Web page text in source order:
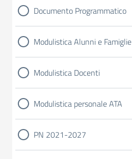
Documento Programmatico
Modulistica Alunni e Famiglie
Modulistica Docenti
Modulistica personale ATA
PN 2021-2027